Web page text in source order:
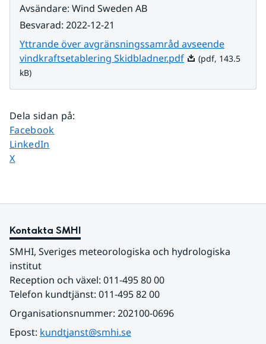
Avsändare: Wind Sweden AB
Besvarad: 2022-12-21
Yttrande över avgränsningssamråd avseende
vindkraftsetablering Skidbladner.pdfPdf, 143.5 kB.
(pdf, 143.5
kB)
Dela sidan på:
Dela sidan på
Facebook
Dela sidan på
LinkedIn
Dela sidan på
X
Kontakta SMHI
SMHI, Sveriges meteorologiska och hydrologiska
institut
Reception och växel: 011-495 80 00
Telefon kundtjänst: 011-495 82 00
Organisationsnummer: 202100-0696
Epost: kundtjanst@smhi.se